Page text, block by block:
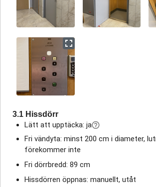
3.1 Hissdörr
Lätt att upptäcka: ja
Fri vändyta: minst 200 cm i diameter,
förekommer inte
Fri dörrbredd: 89 cm
Hissdörren öppnas: manuellt, utåt